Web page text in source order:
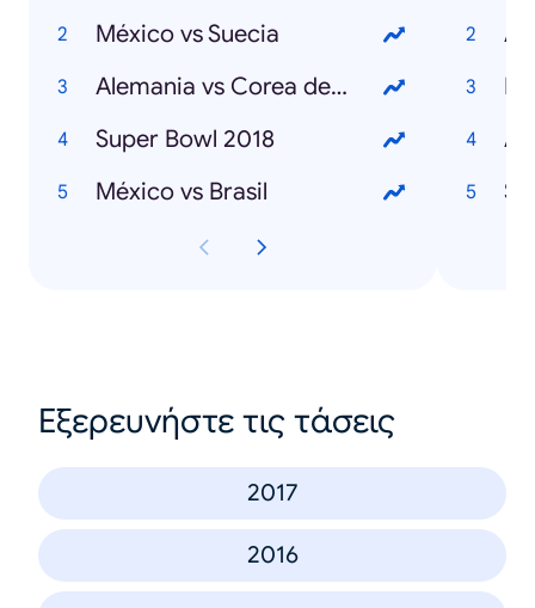
México vs Suecia
Alemania vs Corea del Sur
Super Bowl 2018
México vs Brasil
Εξερευνήστε τις τάσεις
2017
2016